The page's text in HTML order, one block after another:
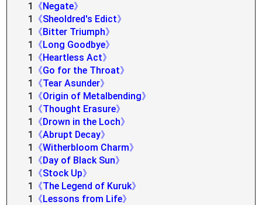
1
《Negate》
1
《Sheoldred's Edict》
1
《Bitter Triumph》
1
《Long Goodbye》
1
《Heartless Act》
1
《Go for the Throat》
1
《Tear Asunder》
1
《Origin of Metalbending》
1
《Thought Erasure》
1
《Drown in the Loch》
1
《Abrupt Decay》
1
《Witherbloom Charm》
1
《Day of Black Sun》
1
《Stock Up》
1
《The Legend of Kuruk》
1
《Lessons from Life》